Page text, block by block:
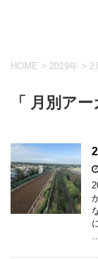
HOME > 2019年 > 2
「 月別ア